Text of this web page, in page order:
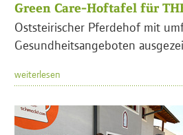
Green Care-Hoftafel für
Oststeirischer Pferdehof mit
Gesundheitsangeboten
weiterlesen